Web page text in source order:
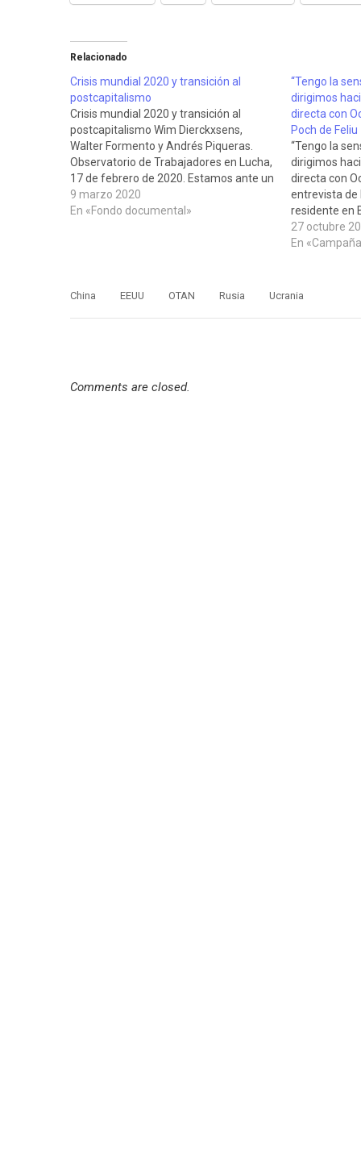
Relacionado
Crisis mundial 2020 y transición al
postcapitalismo
Crisis mundial 2020 y transición al
postcapitalismo Wim Dierckxsens,
Walter Formento y Andrés Piqueras.
Observatorio de Trabajadores en Lucha,
17 de febrero de 2020. Estamos ante un
capitalismo agónico, turbulento y
altamente conflictivo por sus propias
9 marzo 2020
En «Fondo documental»
“Tengo la
dirigimos
directa con
Poch de Feliu
“Tengo la
dirigimos
directa con
entrevista de
residente en
Dmitri Trenin,
expertos
27 octubre
En
China EEUU OTAN Rusia Ucrania
Comments are closed.